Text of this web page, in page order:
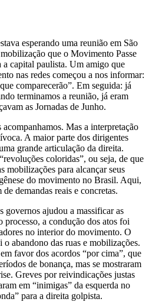
esperando uma reunião em São
que o Movimento Passe
capital paulista. Um amigo que
nas redes começou a nos informar:
comparecerão”. Em seguida: já
terminamos a reunião, já eram
as Jornadas de Junho.
Mas a interpretação
A maior parte dos dirigentes
grande articulação da direita.
coloridas”, ou seja, de que
mobilizações para alcançar seus
do movimento no Brasil. Aqui,
demandas reais e concretas.
governos ajudou a massificar as
processo, a condução dos atos foi
no interior do movimento. O
abandono das ruas e mobilizações.
favor dos acordos “por cima”, que
de bonança, mas se mostraram
Greves por reivindicações justas
em “inimigas” da esquerda no
para a direita golpista.